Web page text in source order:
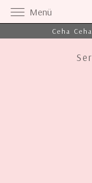
Ceha
Menü